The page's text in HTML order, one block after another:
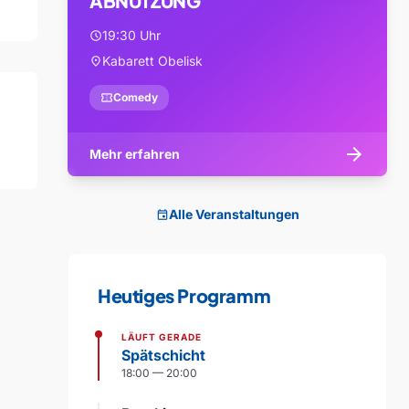
schedule19:30 Uhr
location_onKabarett Obelisk
confirmation_numberComedy
Mehr erfahren arrow_forward
eventAlle Veranstaltungen
Heutiges Programm
LÄUFT GERADE
Spätschicht
18:00 — 20:00